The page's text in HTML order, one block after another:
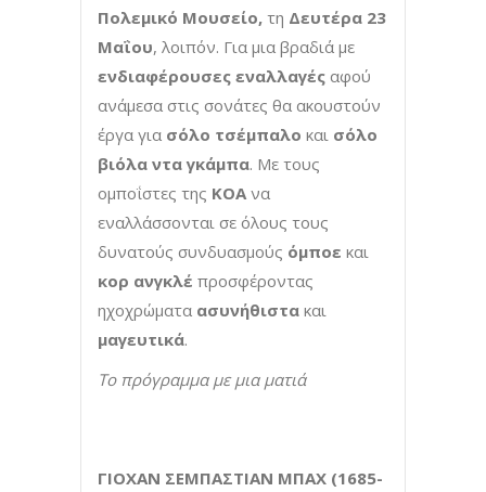
Πολεμικό Μουσείο, τη Δευτέρα 23
Μαΐου, λοιπόν. Για μια βραδιά με
ενδιαφέρουσες εναλλαγές αφού
ανάμεσα στις σονάτες θα ακουστούν
έργα για σόλο τσέμπαλο και σόλο
βιόλα ντα γκάμπα. Με τους
ομποΐστες της ΚΟΑ να
εναλλάσσονται σε όλους τους
δυνατούς συνδυασμούς όμποε και
κορ ανγκλέ προσφέροντας
ηχοχρώματα ασυνήθιστα και
μαγευτικά.
Το πρόγραμμα με μια ματιά
ΓΙΟΧΑΝ ΣΕΜΠΑΣΤΙΑΝ ΜΠΑΧ (1685-